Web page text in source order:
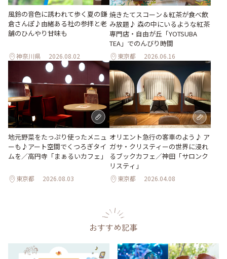
風鈴の音色に誘われて歩く夏の鎌
倉さんぽ♪由緒ある社の参拝と老
舗のひんやり甘味も
神奈川県 2026.08.02
焼きたてスコーン＆紅茶が食べ飲
み放題♪ 森の中にいるような紅茶
専門店・自由が丘「YOTSUBA
TEA」でのんびり時間
東京都 2026.06.16
地元野菜をたっぷり使ったメニュ
ーも♪アート空間でくつろぎタイ
ムを／高円寺「まぁるいカフェ」
東京都 2026.08.03
オリエント急行の客車のよう♪ ア
ガサ・クリスティーの世界に浸れ
るブックカフェ／神田「サロンク
リスティ」
東京都 2026.04.08
おすすめ記事